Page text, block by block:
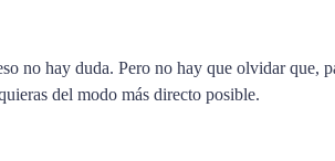
no hay duda. Pero no hay que olvidar que,
del modo más directo posible.